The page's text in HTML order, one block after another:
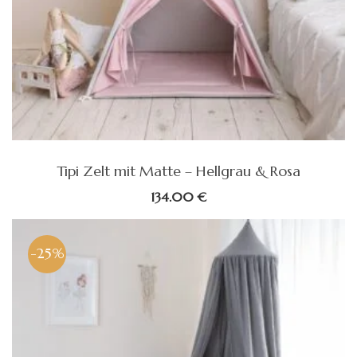
Tipi Zelt mit Matte – Hellgrau & Rosa
134.00€
-25%